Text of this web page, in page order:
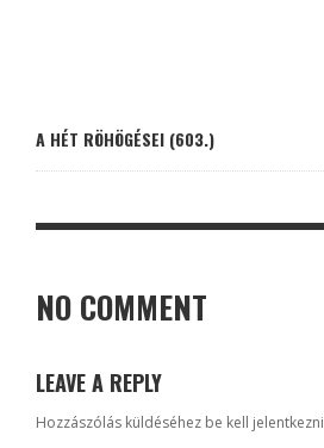
A HÉT RÖHÖGÉSEI (603.)
NO COMMENT
LEAVE A REPLY
Hozzászólás küldéséhez be kell jelentkezni